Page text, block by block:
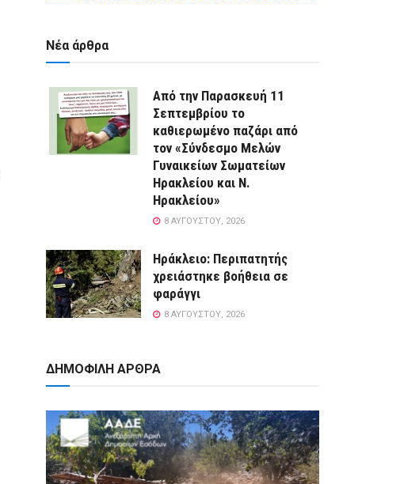
Νέα άρθρα
Από την Παρασκευή 11
Σεπτεμβρίου το
καθιερωμένο παζάρι από
τον «Σύνδεσμο Μελών
Γυναικείων Σωματείων
Ηρακλείου και Ν.
Ηρακλείου»
8 ΑΥΓΟΎΣΤΟΥ, 2026
Ηράκλειο: Περιπατητής
χρειάστηκε βοήθεια σε
φαράγγι
8 ΑΥΓΟΎΣΤΟΥ, 2026
ΔΗΜΟΦΙΛΗ ΑΡΘΡΑ